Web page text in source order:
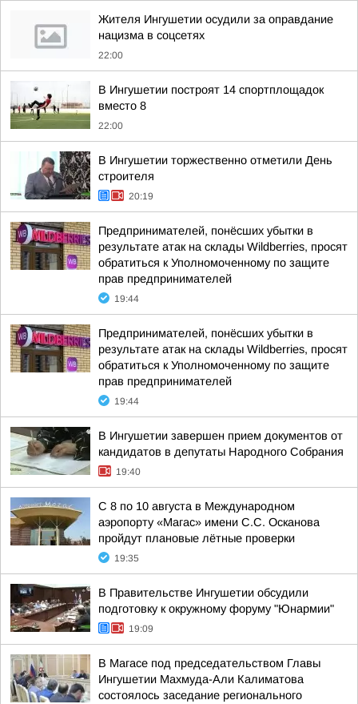
Жителя Ингушетии осудили за оправдание
нацизма в соцсетях
22:00
В Ингушетии построят 14 спортплощадок
вместо 8
22:00
В Ингушетии торжественно отметили День
строителя
20:19
Предпринимателей, понёсших убытки в
результате атак на склады Wildberries, просят
обратиться к Уполномоченному по защите
прав предпринимателей
19:44
Предпринимателей, понёсших убытки в
результате атак на склады Wildberries, просят
обратиться к Уполномоченному по защите
прав предпринимателей
19:44
В Ингушетии завершен прием документов от
кандидатов в депутаты Народного Собрания
19:40
С 8 по 10 августа в Международном
аэропорту «Магас» имени С.С. Осканова
пройдут плановые лётные проверки
19:35
В Правительстве Ингушетии обсудили
подготовку к окружному форуму "Юнармии"
19:09
В Магасе под председательством Главы
Ингушетии Махмуда-Али Калиматова
состоялось заседание регионального